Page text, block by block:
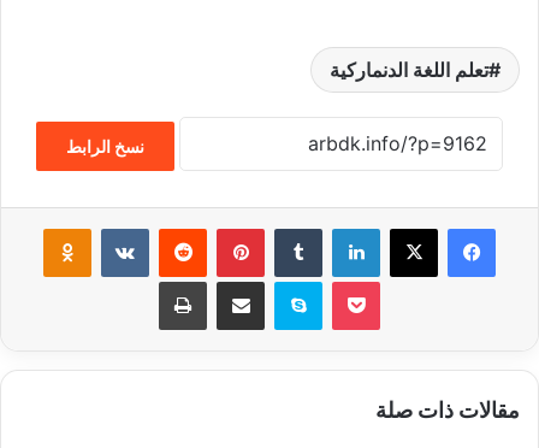
تعلم اللغة الدنماركية
نسخ الرابط
فيسبوك لينكدإن بينتيريست
سكايب
مقالات ذات صلة